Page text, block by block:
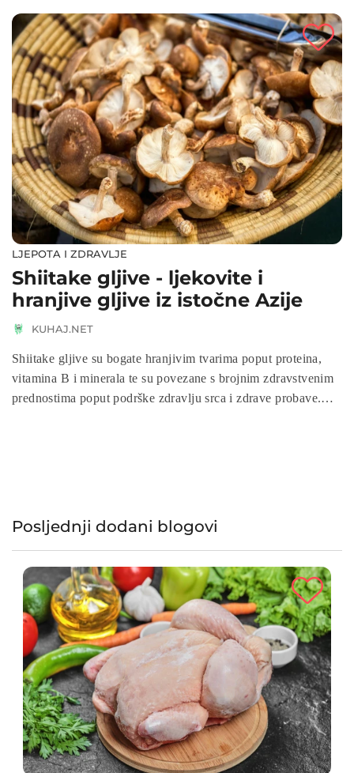
LJEPOTA I ZDRAVLJE
Shiitake gljive - ljekovite i
hranjive gljive iz istočne Azije
KUHAJ.NET
Shiitake gljive su bogate hranjivim tvarima poput proteina,
vitamina B i minerala te su povezane s brojnim zdravstvenim
prednostima poput podrške zdravlju srca i zdrave probave.
Posljednji dodani blogovi